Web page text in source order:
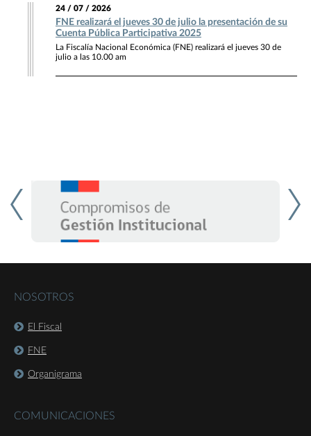
24 / 07 / 2026
FNE realizará el jueves 30 de julio la presentación de su
Cuenta Pública Participativa 2025
La Fiscalía Nacional Económica (FNE) realizará el jueves 30 de
julio a las 10.00 am
NOSOTROS
El Fiscal
FNE
Organigrama
COMUNICACIONES